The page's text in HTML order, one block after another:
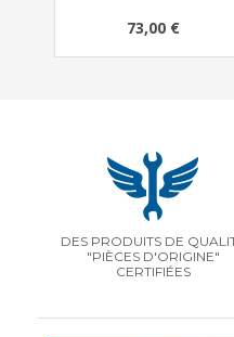
73,00 €
DES PRODUITS DE
"PIÈCES D'ORIGINE"
CERTIFIÉES